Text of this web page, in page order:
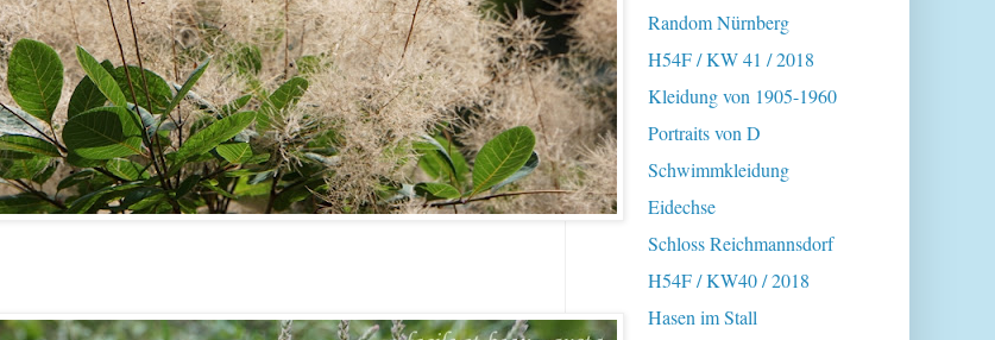
Random Nürnberg
H54F / KW 41 / 2018
Kleidung von 1905-1960
Portraits von D
Schwimmkleidung
Eidechse
Schloss Reichmannsdorf
H54F / KW40 / 2018
Hasen im Stall